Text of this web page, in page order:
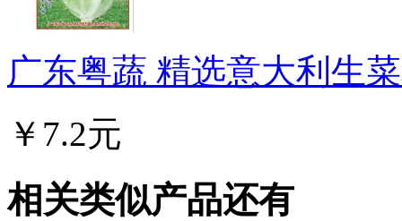
广东粤蔬 精选意大利生
￥7.2元
相关类似产品还有